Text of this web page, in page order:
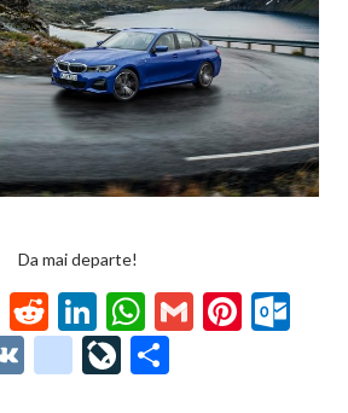
Da mai departe!
E
m
ai
R
e
d
Li
n
ke
W
h
at
G Pi
V
g
Li